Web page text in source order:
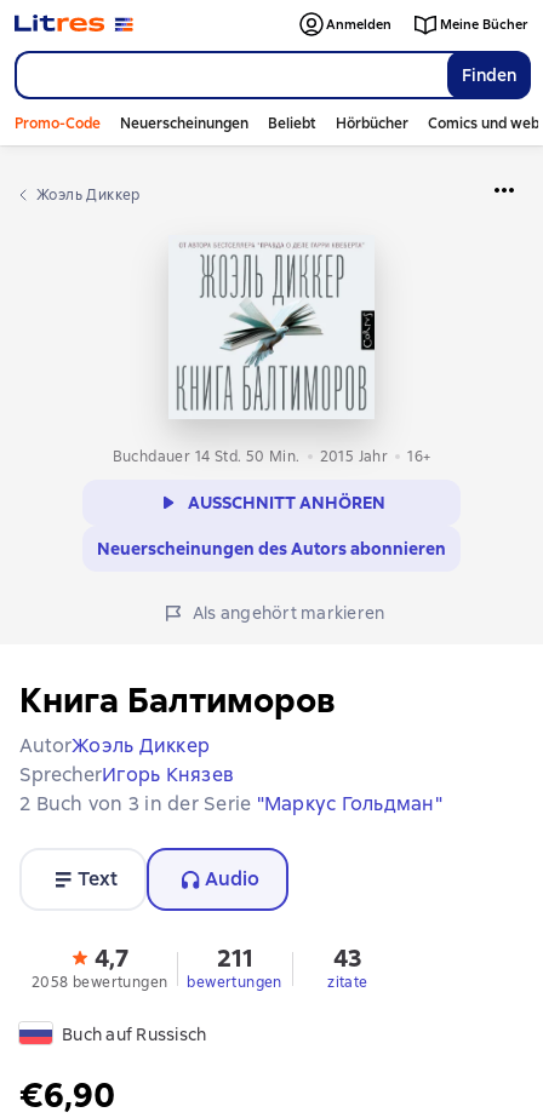
Finden
Anmelden Meine Bücher
Promo-Code Neuerscheinungen Beliebt Hörbücher Comics und
Жоэль Диккер
Buchdauer 14 Std. 50 Min. 2015 Jahr 16+
AUSSCHNITT ANHÖREN
Neuerscheinungen des Autors abonnieren
Als angehört markieren
Книга Балтиморов
AutorЖоэль Диккер
SprecherИгорь Князев
2 Buch von 3 in der Serie "Маркус Гольдман"
Text Audio
4,7
2058 bewertungen
211
bewertungen
43
zitate
Buch auf Russisch
€6,90